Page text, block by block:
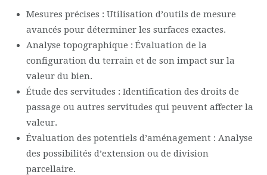
Mesures précises : Utilisation d’outils de mesure
avancés pour déterminer les surfaces exactes.
Analyse topographique : Évaluation de la
configuration du terrain et de son impact sur la
valeur du bien.
Étude des servitudes : Identification des droits de
passage ou autres servitudes qui peuvent affecter la
valeur.
Évaluation des potentiels d’aménagement : Analyse
des possibilités d’extension ou de division
parcellaire.